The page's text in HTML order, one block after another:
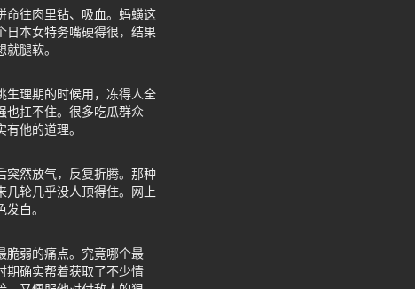
命往肉里钻、吸血。蚂蟥这
日本女特务嘴硬得很，结果
腿软。
生理期的时候用，冻得人全
也扛不住。很多吃瓜群众
他的道理。
突然放气，反复折腾。那种
几轮几乎没人顶得住。网上
白。
脆弱的痛点。究竟哪个最
期确实帮着获取了不少情